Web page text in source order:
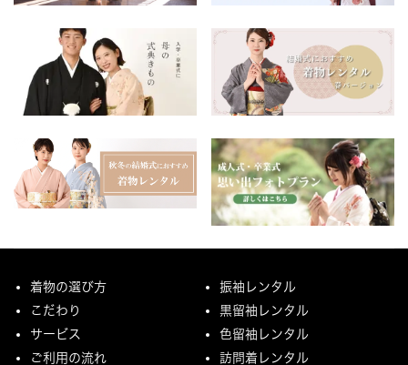
着物の選び方
こだわり
サービス
ご利用の流れ
振袖レンタル
黒留袖レンタル
色留袖レンタル
訪問着レンタル